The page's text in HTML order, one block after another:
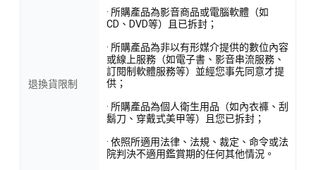
退換貨限制
· 所購產品為影音商品或電腦軟體（如
CD、DVD等）且已拆封；
· 所購產品為非以有形媒介提供的數位內容
或線上服務（如電子書、影音串流服務、
訂閱制軟體服務等）並經您事先同意才提
供；
· 所購產品為個人衛生用品（如內衣褲、刮
鬍刀、穿戴式美甲等）且您已拆封；
· 依照所適用法律、法規、裁定、命令或法
院判決不適用鑑賞期的任何其他情況。